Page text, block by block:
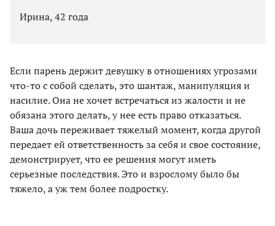
Ирина, 42 года
Если парень держит девушку в отношениях угрозами
что-то с собой сделать, это шантаж, манипуляция и
насилие. Она не хочет встречаться из жалости и не
обязана этого делать, у нее есть право отказаться.
Ваша дочь переживает тяжелый момент, когда другой
передает ей ответственность за себя и свое состояние,
демонстрирует, что ее решения могут иметь
серьезные последствия. Это и взрослому было бы
тяжело, а уж тем более подростку.